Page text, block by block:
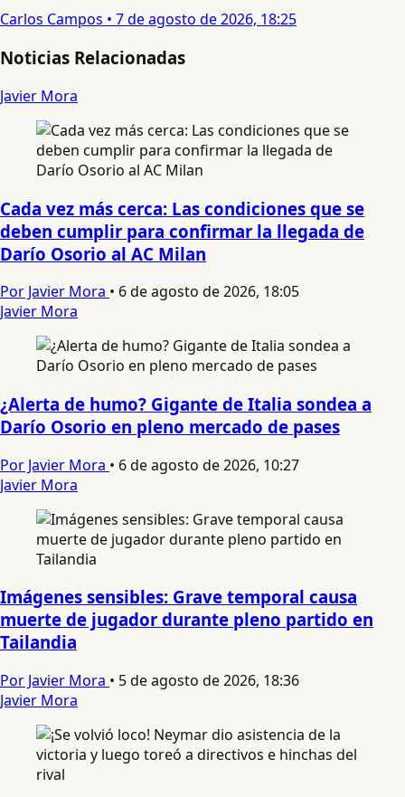
Carlos Campos • 7 de agosto de 2026, 18:25
Noticias Relacionadas
Javier Mora
Cada vez más cerca: Las condiciones que se
deben cumplir para confirmar la llegada de
Darío Osorio al AC Milan
Por Javier Mora • 6 de agosto de 2026, 18:05
Javier Mora
¿Alerta de humo? Gigante de Italia sondea a
Darío Osorio en pleno mercado de pases
Por Javier Mora • 6 de agosto de 2026, 10:27
Javier Mora
Imágenes sensibles: Grave temporal causa
muerte de jugador durante pleno partido en
Tailandia
Por Javier Mora • 5 de agosto de 2026, 18:36
Javier Mora